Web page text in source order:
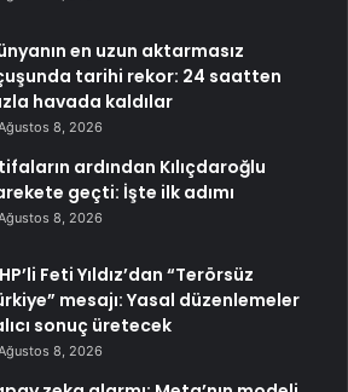
en uzun aktarmasız
tarihi rekor: 24 saatten
havada kaldılar
8, 2026
ardından Kılıçdaroğlu
geçti: İşte ilk adımı
8, 2026
Feti Yıldız’dan “Terörsüz
mesajı: Yasal düzenlemeler
sonuç üretecek
8, 2026